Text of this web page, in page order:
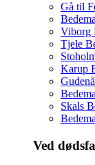
Gå til
Viborg
Tjele
Karup
Skals
Ved